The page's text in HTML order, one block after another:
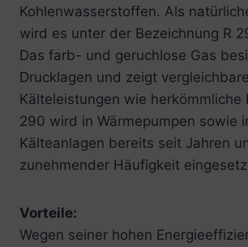
Kohlenwasserstoffen. Als
wird es unter der Bezeichnung R
Das farb- und geruchlose Gas
Drucklagen und zeigt vergleichbare
Kälteleistungen wie herkömmliche
290 wird in Wärmepumpen sowie
Kälteanlagen bereits seit Jahren
zunehmender Häufigkeit
Vorteile:
Wegen seiner hohen